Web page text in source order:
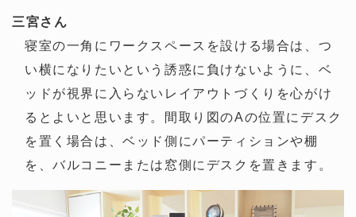
三宮さん
寝室の一角にワークスペースを設ける場合は、つ
い横になりたいという誘惑に負けないように、ベ
ッドが視界に入らないレイアウトづくりを心がけ
るとよいと思います。間取り図のAの位置にデスク
を置く場合は、ベッド側にパーティションや棚
を、バルコニーまたは窓側にデスクを置きます。